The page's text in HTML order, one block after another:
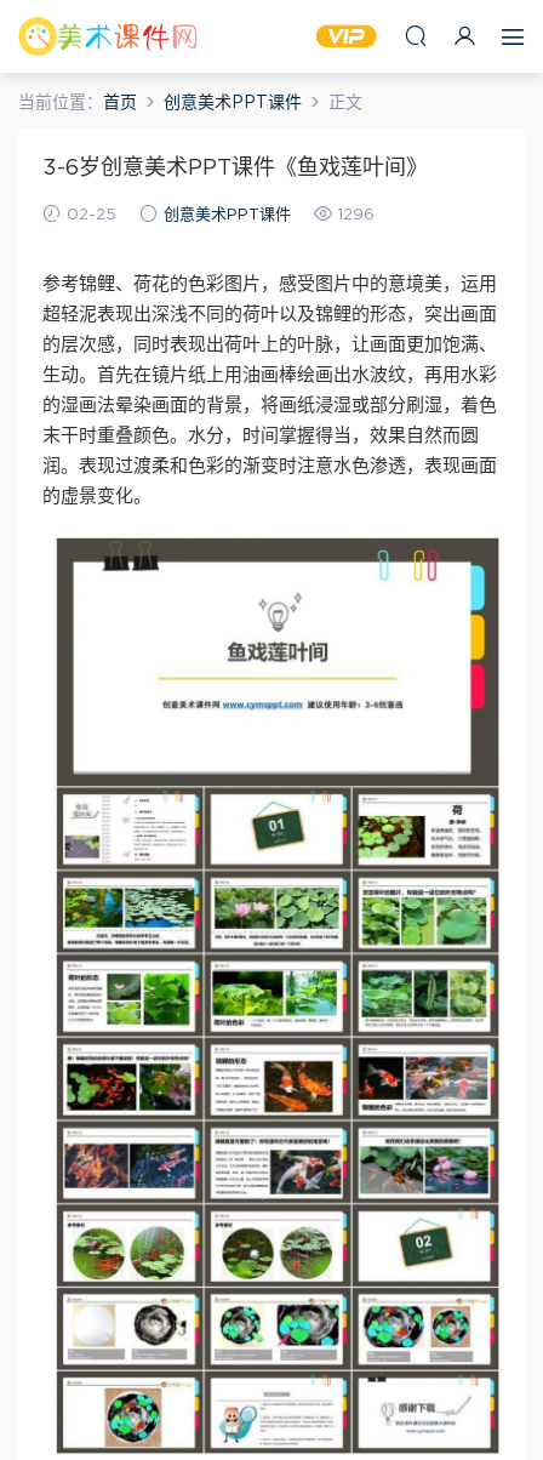
当前位置： 首页 创意美术PPT课件 正文
3-6岁创意美术PPT课件《鱼戏莲叶间》
02-25 创意美术PPT课件 1296
参考锦鲤、荷花的色彩图片，感受图片中的意境美，运用
超轻泥表现出深浅不同的荷叶以及锦鲤的形态，突出画面
的层次感，同时表现出荷叶上的叶脉，让画面更加饱满、
生动。首先在镜片纸上用油画棒绘画出水波纹，再用水彩
的湿画法晕染画面的背景，将画纸浸湿或部分刷湿，着色
末干时重叠颜色。水分，时间掌握得当，效果自然而圆
润。表现过渡柔和色彩的渐变时注意水色渗透，表现画面
的虚景变化。